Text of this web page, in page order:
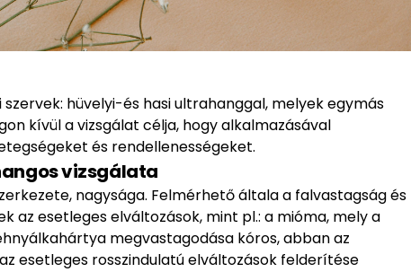
hüvelyi-és hasi ultrahanggal, melyek egymás
kívül a vizsgálat célja, hogy alkalmazásával
és rendellenességeket.
vizsgálata
nagysága. Felmérhető általa a falvastagság és
az esetleges elváltozások, mint pl.: a mióma, mely a
megvastagodása kóros, abban az
esetleges rosszindulatú elváltozások felderítése